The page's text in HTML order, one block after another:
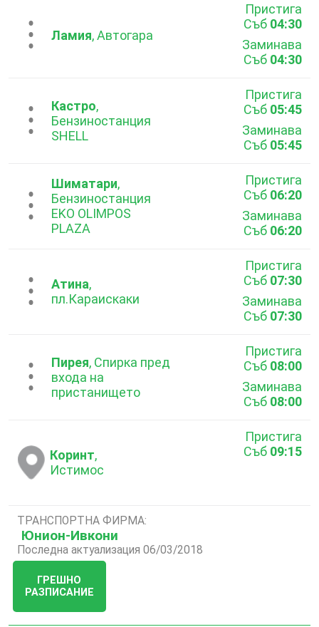
...Ламия, Автогара
Пристига
Съб 04:30
Заминава
Съб 04:30
...Кастро,
Бензиностанция
SHELL
Пристига
Съб 05:45
Заминава
Съб 05:45
...
Шиматари,
Бензиностанция
EKO OLIMPOS
PLAZA
Пристига
Съб 06:20
Заминава
Съб 06:20
...Атина,
пл.Караискаки
Пристига
Съб 07:30
Заминава
Съб 07:30
...Пирея, Спирка пред
входа на
пристанището
Пристига
Съб 08:00
Заминава
Съб 08:00
Коринт,
Истимос
Пристига
Съб 09:15
ТРАНСПОРТНА ФИРМА:
Юнион-Ивкони
Последна актуализация 06/03/2018
ГРЕШНО
РАЗПИСАНИЕ